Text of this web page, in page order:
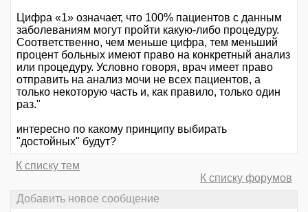
Цифра «1» означает, что 100% пациентов с данным
заболеваниям могут пройти какую-либо процедуру.
Соответственно, чем меньше цифра, тем меньший
процент больных имеют право на конкретный анализ
или процедуру. Условно говоря, врач имеет право
отправить на анализ мочи не всех пациентов, а
только некоторую часть и, как правило, только один
раз."
интересно по какому принципу выбирать
"достойных" будут?
К списку тем
К списку форумов
Добавить новое сообщение